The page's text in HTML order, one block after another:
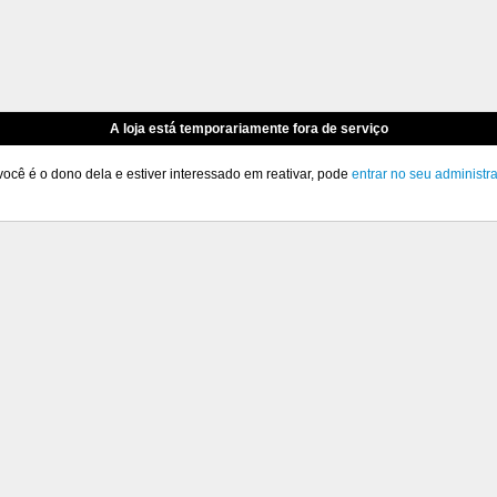
A loja está temporariamente fora de serviço
é o dono dela e estiver interessado em reativar, pode entrar no seu